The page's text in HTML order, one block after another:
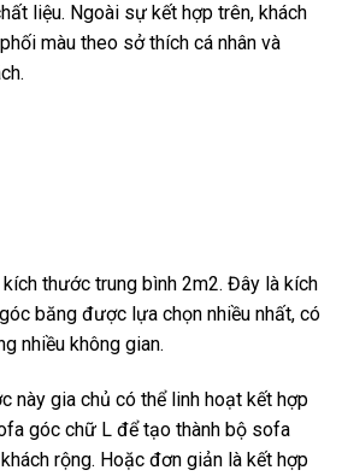
liệu. Ngoài sự kết hợp trên, khách
màu theo sở thích cá nhân và
thước trung bình 2m2. Đây là kích
băng được lựa chọn nhiều nhất, có
nhiều không gian.
này gia chủ có thể linh hoạt kết hợp
góc chữ L để tạo thành bộ sofa
rộng. Hoặc đơn giản là kết hợp